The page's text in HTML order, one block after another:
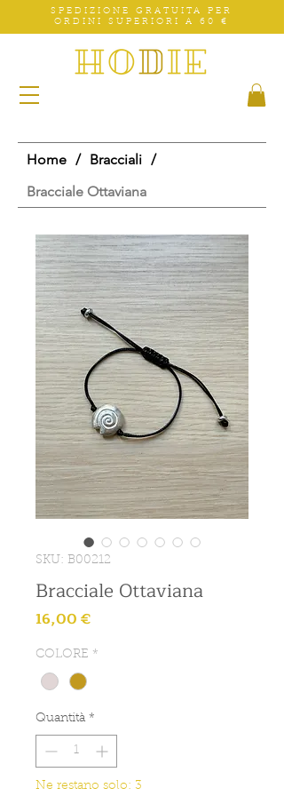
SPEDIZIONE GRATUITA PER
ORDINI SUPERIORI A 60 €
Home / Bracciali /
Bracciale Ottaviana
SKU: B00212
Bracciale Ottaviana
16,00 €Prezzo
COLORE *
Quantità *
Ne restano solo: 3